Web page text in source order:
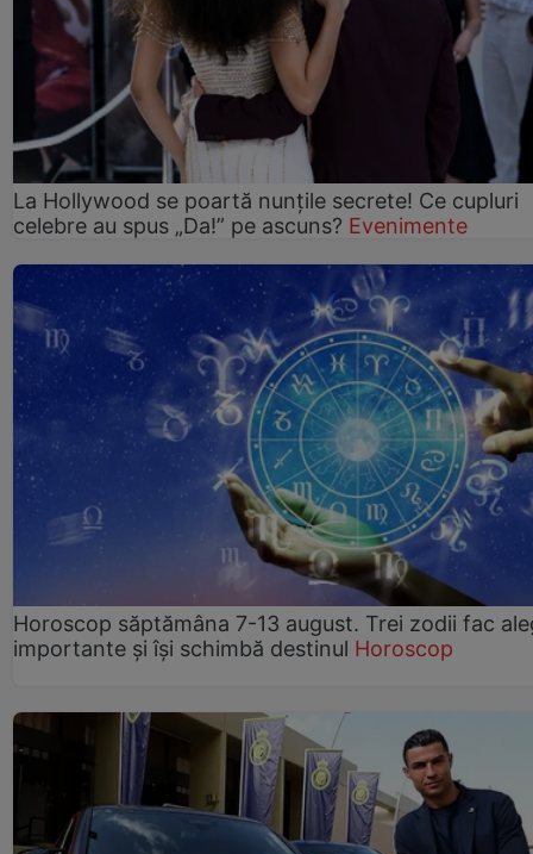
La Hollywood se poartă nunțile secrete! Ce cupluri
celebre au spus „Da!” pe ascuns? Evenimente
Horoscop săptămâna 7-13 august. Trei zodii fac
importante și își schimbă destinul Horoscop